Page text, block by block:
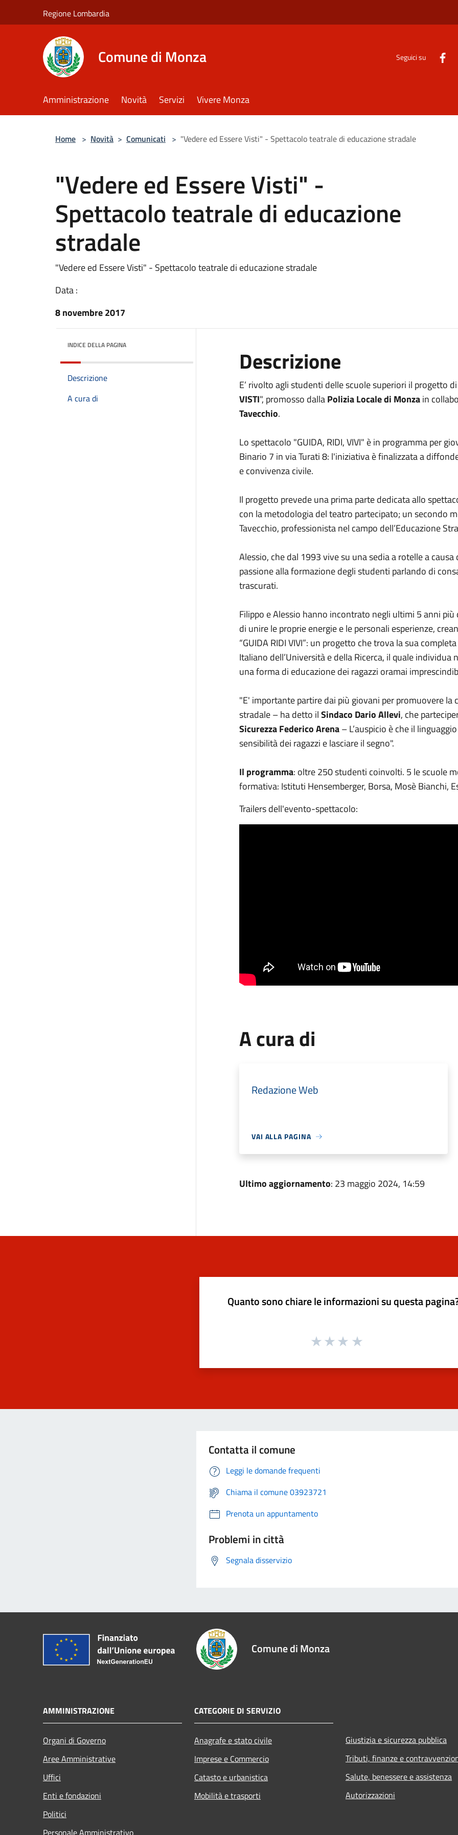
Regione Lombardia
Comune di Monza Seguici su
Amministrazione Novità Servizi Vivere Monza
Home > Novità > Comunicati > "Vedere ed Essere Visti" - Spettacolo teatrale di educazione stradale
"Vedere ed Essere Visti" -
Spettacolo teatrale di educazione
stradale
"Vedere ed Essere Visti" - Spettacolo teatrale di educazione stradale
Data :
8 novembre 2017
INDICE DELLA PAGINA
Descrizione
A cura di
Descrizione
E’ rivolto agli studenti delle scuole superiori il progetto
VISTI", promosso dallaPolizia Locale di Monzain
Tavecchio.
Lo spettacolo "GUIDA, RIDI, VIVI" è in programma per
Binario 7 in via Turati 8: l'iniziativa è finalizzata a
e convivenza civile.
Il progetto prevede una prima parte dedicata allo
con la metodologia del teatro partecipato; un secondo
Tavecchio, professionista nel campo dell’Educazione
Alessio, che dal 1993 vive su una sedia a rotelle a
passione alla formazione degli studenti parlando di
trascurati.
Filippo e Alessio hanno incontrato negli ultimi 5 anni
di unire le proprie energie e le personali esperienze,
“GUIDA RIDI VIVI”: un progetto che trova la sua
Italiano dell’Università e della Ricerca, il quale
una forma di educazione dei ragazzi oramai
"E' importante partire dai più giovani per promuovere la
stradale – ha detto ilSindaco Dario Allevi, che
SicurezzaFederico Arena– L’auspicio è che il
sensibilità dei ragazzi e lasciare il segno".
Il programma: oltre 250 studenti coinvolti. 5 le scuole
formativa: Istituti Hensemberger, Borsa, Mosè Bianchi,
Trailers dell'evento-spettacolo:
A cura di
Redazione Web
VAI ALLA PAGINA
Ultimo aggiornamento: 23 maggio 2024, 14:59
Quanto sono chiare le informazioni su questa
Contatta il comune
Leggi le domande frequenti
Chiama il comune 03923721
Prenota un appuntamento
Problemi in città
Segnala disservizio
Comune di Monza
AMMINISTRAZIONE
Organi di Governo
Aree Amministrative
Uffici
Enti e fondazioni
Politici
Personale Amministrativo
CATEGORIE DI SERVIZIO
Anagrafe e stato civile
Imprese e Commercio
Catasto e urbanistica
Mobilità e trasporti
Giustizia e sicurezza pubblica
Tributi, finanze e
Salute, benessere e assistenza
Autorizzazioni